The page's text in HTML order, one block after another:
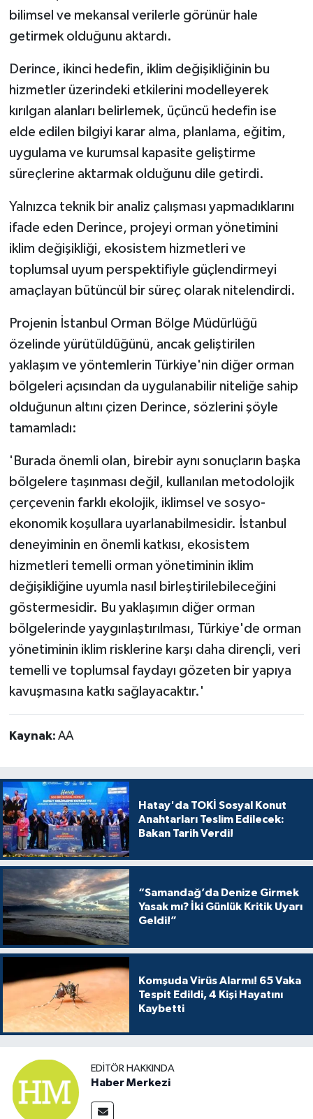
bilimsel ve mekansal verilerle görünür hale
getirmek olduğunu aktardı.
Derince, ikinci hedefin, iklim değişikliğinin bu
hizmetler üzerindeki etkilerini modelleyerek
kırılgan alanları belirlemek, üçüncü hedefin ise
elde edilen bilgiyi karar alma, planlama, eğitim,
uygulama ve kurumsal kapasite geliştirme
süreçlerine aktarmak olduğunu dile getirdi.
Yalnızca teknik bir analiz çalışması yapmadıklarını
ifade eden Derince, projeyi orman yönetimini
iklim değişikliği, ekosistem hizmetleri ve
toplumsal uyum perspektifiyle güçlendirmeyi
amaçlayan bütüncül bir süreç olarak nitelendirdi.
Projenin İstanbul Orman Bölge Müdürlüğü
özelinde yürütüldüğünü, ancak geliştirilen
yaklaşım ve yöntemlerin Türkiye'nin diğer orman
bölgeleri açısından da uygulanabilir niteliğe sahip
olduğunun altını çizen Derince, sözlerini şöyle
tamamladı:
'Burada önemli olan, birebir aynı sonuçların başka
bölgelere taşınması değil, kullanılan metodolojik
çerçevenin farklı ekolojik, iklimsel ve sosyo-
ekonomik koşullara uyarlanabilmesidir. İstanbul
deneyiminin en önemli katkısı, ekosistem
hizmetleri temelli orman yönetiminin iklim
değişikliğine uyumla nasıl birleştirilebileceğini
göstermesidir. Bu yaklaşımın diğer orman
bölgelerinde yaygınlaştırılması, Türkiye'de orman
yönetiminin iklim risklerine karşı daha dirençli, veri
temelli ve toplumsal faydayı gözeten bir yapıya
kavuşmasına katkı sağlayacaktır.'
Kaynak: AA
Hatay'da TOKİ Sosyal Konut
Anahtarları Teslim Edilecek:
Bakan Tarih Verdi!
“Samandağ’da Denize Girmek
Yasak mı? İki Günlük Kritik Uyarı
Geldi!”
Komşuda Virüs Alarmı! 65 Vaka
Tespit Edildi, 4 Kişi Hayatını
Kaybetti
EDITÖR HAKKINDA
Haber Merkezi